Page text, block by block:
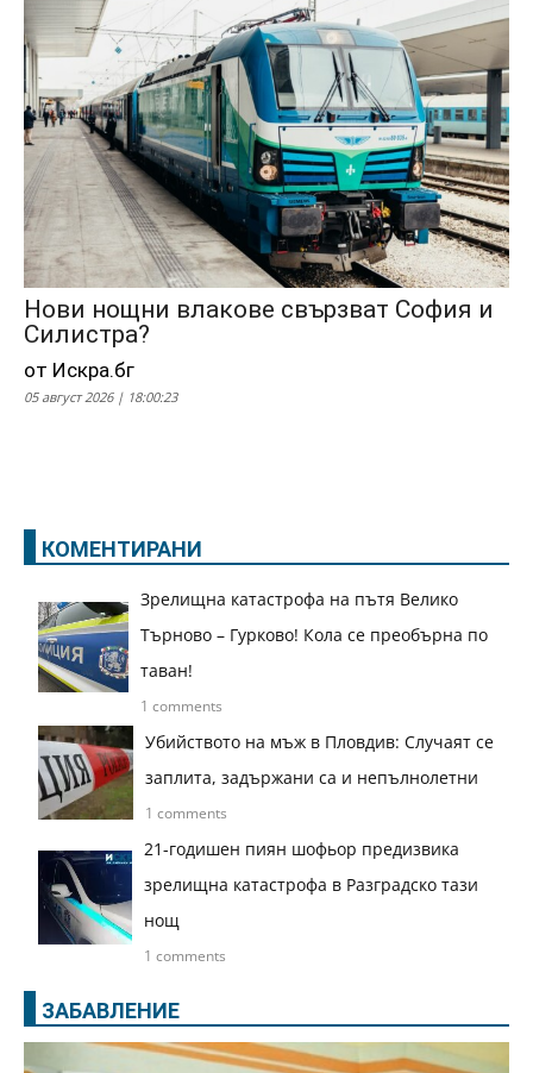
Нови нощни влакове свързват София и
Силистра?
от Искра.бг
05 август 2026 | 18:00:23
КОМЕНТИРАНИ
Зрелищна катастрофа на пътя Велико
Търново – Гурково! Кола се преобърна по
таван!
1 comments
Убийството на мъж в Пловдив: Случаят се
заплита, задържани са и непълнолетни
1 comments
21-годишен пиян шофьор предизвика
зрелищна катастрофа в Разградско тази
нощ
1 comments
ЗАБАВЛЕНИЕ